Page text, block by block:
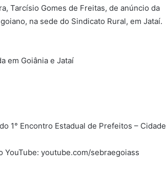
Tarcísio Gomes de Freitas, de anúncio da
na sede do Sindicato Rural, em Jataí.
em Goiânia e Jataí
1° Encontro Estadual de Prefeitos – Cidade
YouTube: youtube.com/sebraegoiass